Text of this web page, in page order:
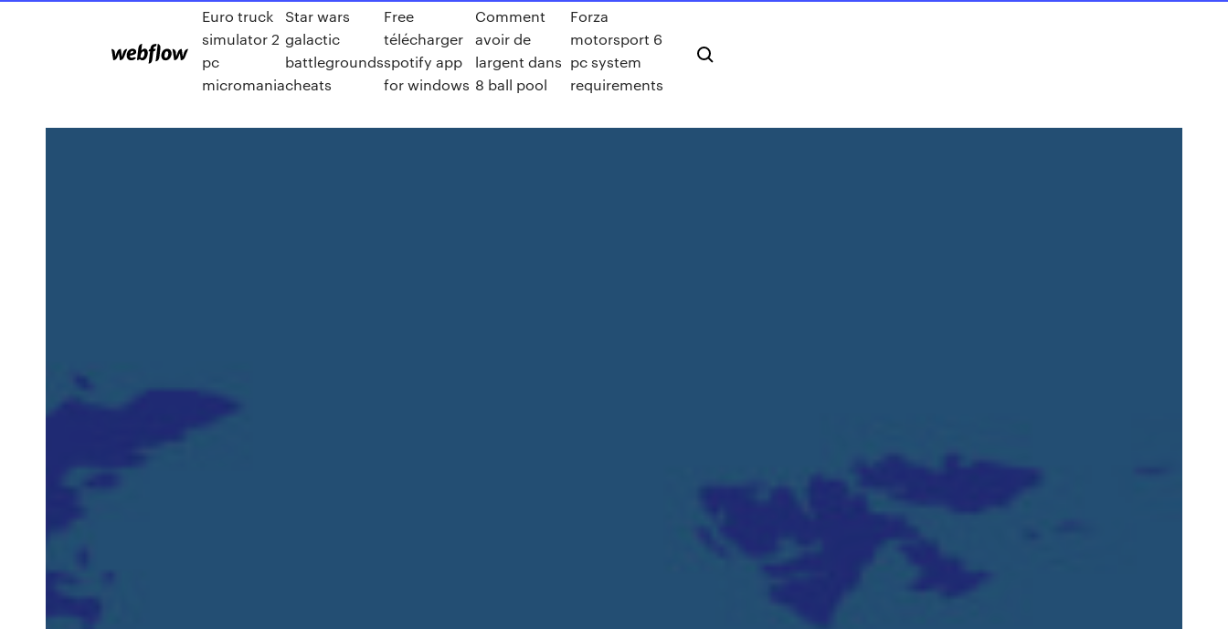
Euro truck
simulator 2
pc
micromania
Star wars
galactic
battlegrounds
cheats
Free
télécharger
spotify app
for windows
Comment
avoir de
largent dans
8 ball pool
Forza
motorsport 6
pc system
requirements